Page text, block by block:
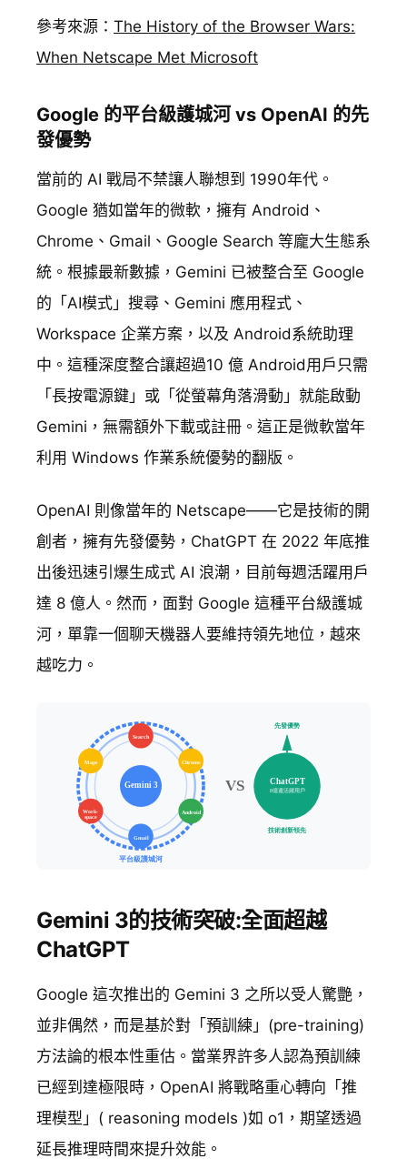
參考來源： The History of the Browser Wars:
When Netscape Met Microsoft
Google 的平台級護城河 vs OpenAI 的先
發優勢
當前的 AI 戰局不禁讓人聯想到 1990年代。
Google 猶如當年的微軟，擁有 Android、
Chrome、Gmail、Google Search 等龐大生態系
統。根據最新數據，Gemini 已被整合至 Google
的「AI模式」搜尋、Gemini 應用程式、
Workspace 企業方案，以及 Android系統助理
中。這種深度整合讓超過10 億 Android用戶只需
「長按電源鍵」或「從螢幕角落滑動」就能啟動
Gemini，無需額外下載或註冊。這正是微軟當年
利用 Windows 作業系統優勢的翻版。
OpenAI 則像當年的 Netscape——它是技術的開
創者，擁有先發優勢，ChatGPT 在 2022 年底推
出後迅速引爆生成式 AI 浪潮，目前每週活躍用戶
達 8 億人。然而，面對 Google 這種平台級護城
河，單靠一個聊天機器人要維持領先地位，越來
越吃力。
Gemini 3的技術突破:全面超越
ChatGPT
Google 這次推出的 Gemini 3 之所以受人驚艷，
並非偶然，而是基於對「預訓練」(pre-training)
方法論的根本性重估。當業界許多人認為預訓練
已經到達極限時，OpenAI 將戰略重心轉向「推
理模型」( reasoning models )如 o1，期望透過
延長推理時間來提升效能。